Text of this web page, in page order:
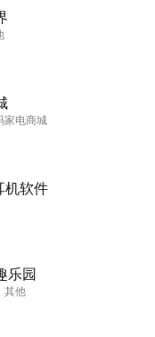
家电商城
机软件
乐园
其他